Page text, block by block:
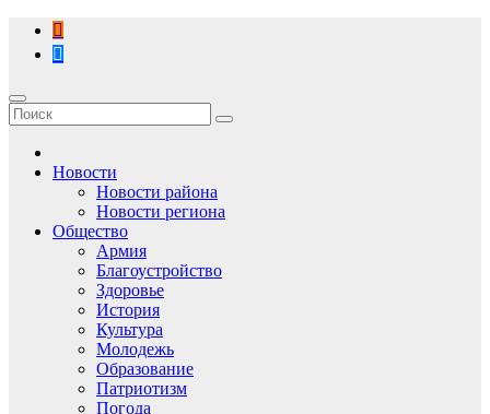
Перейти
содержимому
Новости
Новости района
Новости региона
Общество
Армия
Благоустройство
Здоровье
История
Культура
Молодежь
Образование
Патриотизм
Погода